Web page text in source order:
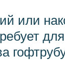
или
для